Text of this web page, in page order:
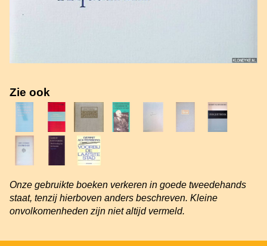
Zie ook
Onze gebruikte boeken verkeren in goede tweedehands
staat, tenzij hierboven anders beschreven. Kleine
onvolkomenheden zijn niet altijd vermeld.